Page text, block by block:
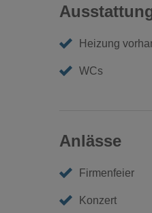
Heizung
WCs
Anlässe
Firmenfeier
Konzert